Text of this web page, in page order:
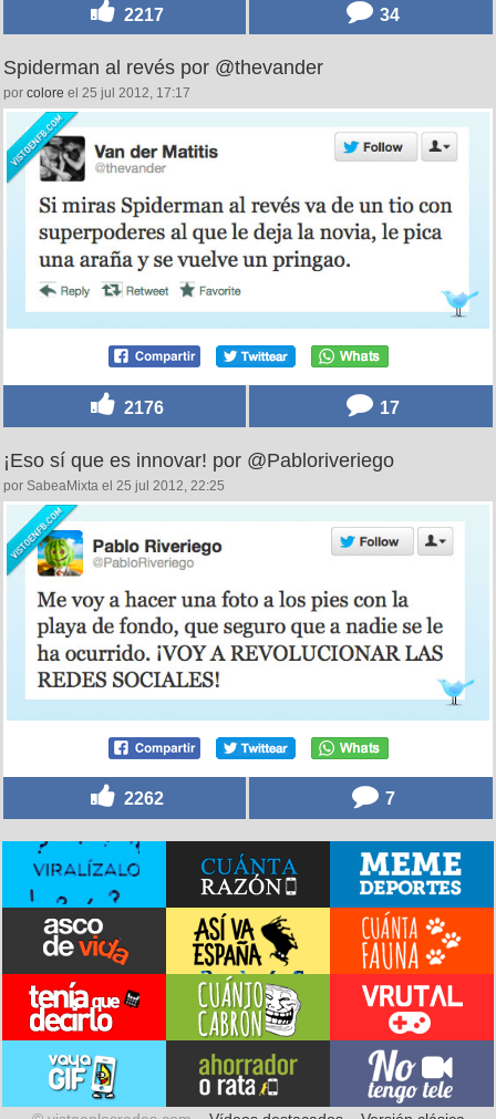
2217 34
Spiderman al revés por @thevander
por colore el 25 jul 2012, 17:17
2176 17
¡Eso sí que es innovar! por @Pabloriveriego
por SabeaMixta el 25 jul 2012, 22:25
2262 7